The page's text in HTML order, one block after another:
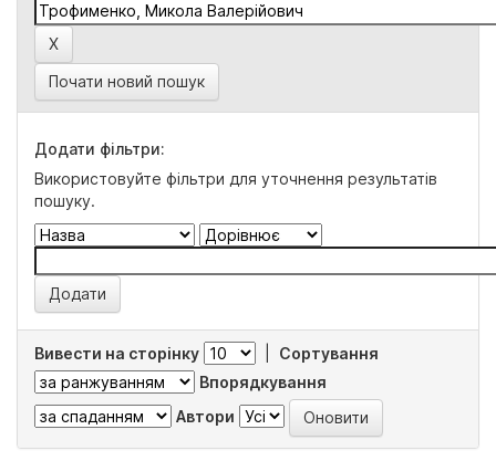
Почати новий пошук
Додати фільтри:
Використовуйте фільтри для уточнення результатів
пошуку.
Вивести на сторінку
Сортування
Впорядкування
Автори